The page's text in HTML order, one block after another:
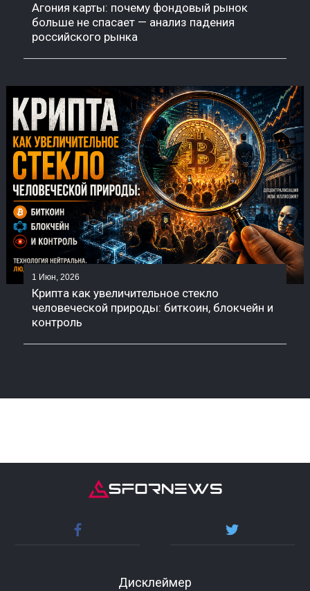
Агония карты: почему фондовый рынок
больше не спасает — анализ падения
российского рынка
1 Июн, 2026
Крипта как увеличительное стекло
человеческой природы: биткоин, блокчейн и
контроль
Дисклеймер